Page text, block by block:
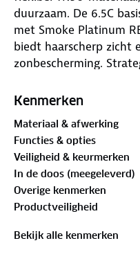
duurzaam. De 6.5C
met Smoke Platinum
biedt haarscherp zicht
zonbescherming.
intensieve inspanning.
een perfecte pasvorm.
extra lenzen: een
slecht weer en een
Deze lenzen
tegen vuil, wind en
Kenmerken
Materiaal & afwerking
Functies & opties
Veiligheid & keurmerken
In de doos (meegeleverd)
Overige kenmerken
Productveiligheid
Bekijk alle kenmerken